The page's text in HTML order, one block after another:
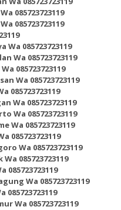
085723723119
085723723119
085723723119
Wa 085723723119
085723723119
Wa 085723723119
085723723119
Wa 085723723119
Wa 085723723119
Wa 085723723119
085723723119
Wa 085723723119
085723723119
Wa 085723723119
Wa 085723723119